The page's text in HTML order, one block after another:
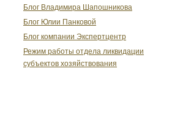
Блог Владимира Шапошникова
Блог Юлии Панковой
Блог компании Экспертцентр
Режим работы отдела ликвидации
субъектов хозяйствования